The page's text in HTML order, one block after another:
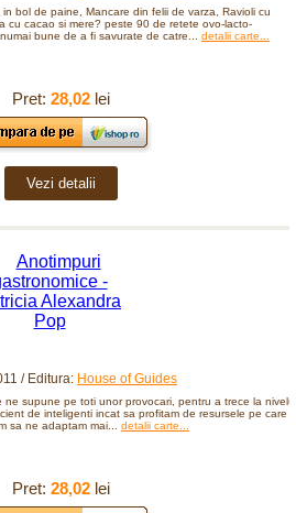
bol de paine, Mancare din felii de varza, Ravioli cu
cu cacao si mere? peste 90 de retete ovo-lacto-
bune de a fi savurate de catre... detalii carte...
Pret: 28,02lei
Vezi detalii
/ Editura: House of Guides
ne supune pe toti unor provocari, pentru a trece la nivelul
de inteligenti incat sa profitam de resursele pe care
sa ne adaptam mai... detalii carte...
Pret: 28,02lei